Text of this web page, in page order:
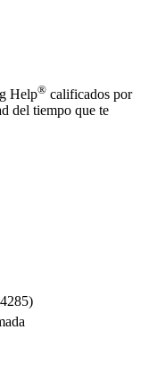
Help® calificados por
del tiempo que te